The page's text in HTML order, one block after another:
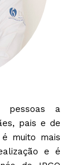
pessoas a
pais e de
muito mais
e é